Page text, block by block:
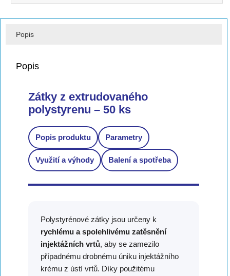
Popis
Popis
Zátky z extrudovaného
polystyrenu – 50 ks
Popis produktu Parametry
Využití a výhody Balení a spotřeba
Polystyrénové zátky jsou určeny k
rychlému a spolehlivému zatěsnění
injektážních vrtů, aby se zamezilo
případnému drobnému úniku injektážního
krému z ústí vrtů. Díky použitému